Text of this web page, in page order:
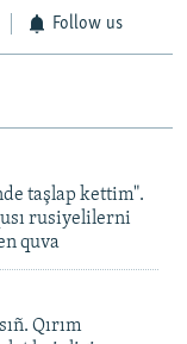
Follow us
taşlap kettim".
rusiyelilerni
quva
Qırım